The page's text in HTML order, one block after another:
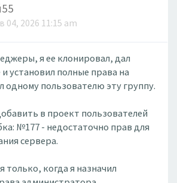
04, 2026 11:15 am
я ее клонировал, дал
установил полные права на
одному пользователю эту группу.
в проект пользователей
№177 - недостаточно прав для
сервера.
только, когда я назначил